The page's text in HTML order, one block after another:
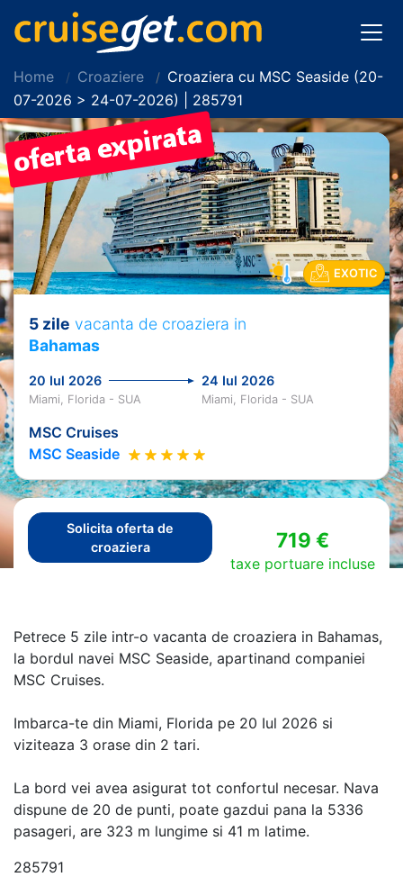
Home Croaziere
Croaziera cu MSC Seaside (20-
07-2026 > 24-07-2026) | 285791
EXOTIC
5 zile vacanta de croaziera in
Bahamas
20 Iul 2026 24 Iul 2026
Miami, Florida - SUA Miami, Florida - SUA
MSC Cruises
MSC Seaside
Solicita oferta de
croaziera
719 €
taxe portuare incluse
Petrece 5 zile intr-o vacanta de croaziera in Bahamas,
la bordul navei MSC Seaside, apartinand companiei
MSC Cruises.
Imbarca-te din Miami, Florida pe 20 Iul 2026 si
viziteaza 3 orase din 2 tari.
La bord vei avea asigurat tot confortul necesar. Nava
dispune de 20 de punti, poate gazdui pana la 5336
pasageri, are 323 m lungime si 41 m latime.
285791